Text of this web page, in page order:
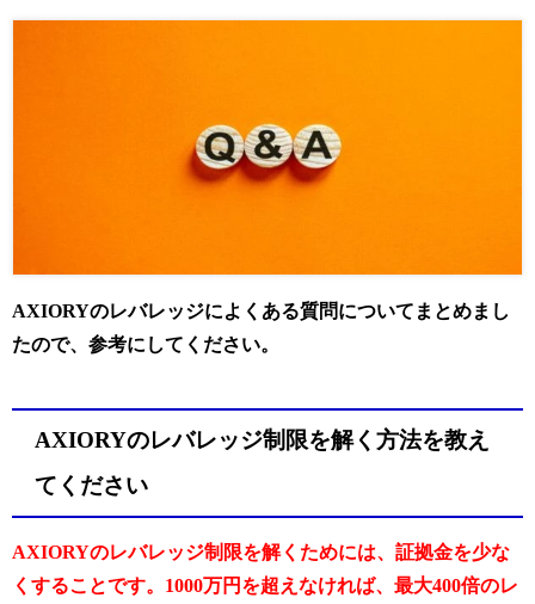
AXIORYのレバレッジによくある質問についてまとめまし
たので、参考にしてください。
AXIORYのレバレッジ制限を解く方法を教え
てください
AXIORYのレバレッジ制限を解くためには、証拠金を少な
くすることです。1000万円を超えなければ、最大400倍のレ